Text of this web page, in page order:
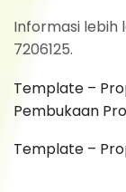
Informasi lebih
7206125.
Template –
Pembukaan
Template –